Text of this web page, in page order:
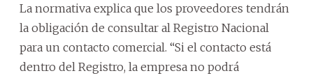
La normativa explica que los proveedores tendrán
la obligación de consultar al Registro Nacional
para un contacto comercial. “Si el contacto está
dentro del Registro, la empresa no podrá